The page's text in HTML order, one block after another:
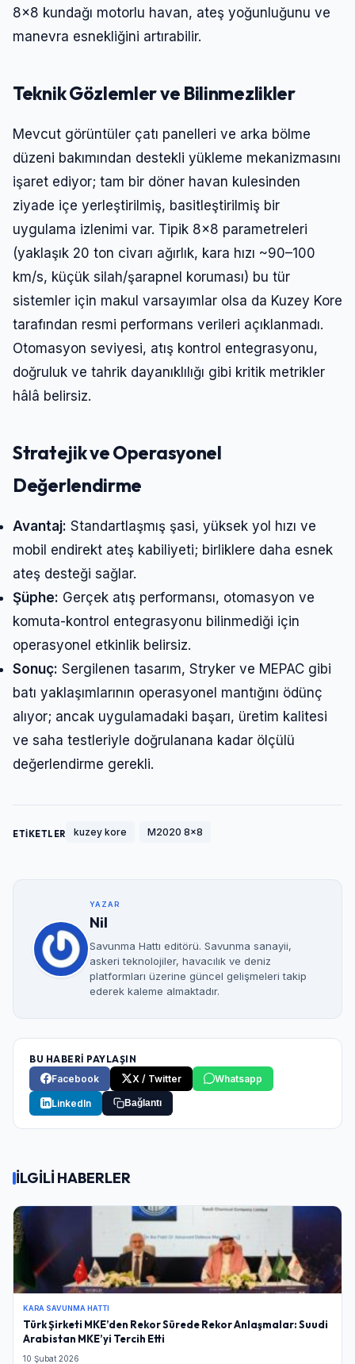
8×8 kundağı motorlu havan, ateş yoğunluğunu ve
manevra esnekliğini artırabilir.
Teknik Gözlemler ve Bilinmezlikler
Mevcut görüntüler çatı panelleri ve arka bölme
düzeni bakımından destekli yükleme mekanizmasını
işaret ediyor; tam bir döner havan kulesinden
ziyade içe yerleştirilmiş, basitleştirilmiş bir
uygulama izlenimi var. Tipik 8×8 parametreleri
(yaklaşık 20 ton civarı ağırlık, kara hızı ~90–100
km/s, küçük silah/şarapnel koruması) bu tür
sistemler için makul varsayımlar olsa da Kuzey Kore
tarafından resmi performans verileri açıklanmadı.
Otomasyon seviyesi, atış kontrol entegrasyonu,
doğruluk ve tahrik dayanıklılığı gibi kritik metrikler
hâlâ belirsiz.
Stratejik ve Operasyonel
Değerlendirme
Avantaj: Standartlaşmış şasi, yüksek yol hızı ve
mobil endirekt ateş kabiliyeti; birliklere daha esnek
ateş desteği sağlar.
Şüphe: Gerçek atış performansı, otomasyon ve
komuta-kontrol entegrasyonu bilinmediği için
operasyonel etkinlik belirsiz.
Sonuç: Sergilenen tasarım, Stryker ve MEPAC gibi
batı yaklaşımlarının operasyonel mantığını ödünç
alıyor; ancak uygulamadaki başarı, üretim kalitesi
ve saha testleriyle doğrulanana kadar ölçülü
değerlendirme gerekli.
ETİKETLER kuzey kore M2020 8x8
YAZAR
Nil
Savunma Hattı editörü. Savunma sanayii,
askeri teknolojiler, havacılık ve deniz
platformları üzerine güncel gelişmeleri takip
ederek kaleme almaktadır.
BU HABERİ PAYLAŞIN
Facebook
X / Twitter Whatsapp
LinkedIn Bağlantı
İLGİLİ HABERLER
KARA SAVUNMA HATTI
Türk Şirketi MKE’den Rekor Sürede Rekor Anlaşmalar: Suudi
Arabistan MKE’yi Tercih Etti
10 Şubat 2026